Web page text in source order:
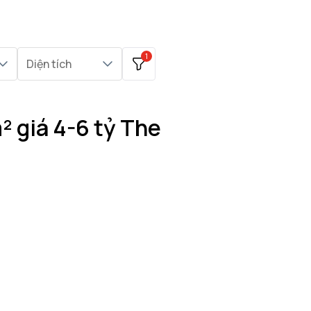
Diện tích
1
giá 4-6 tỷ The